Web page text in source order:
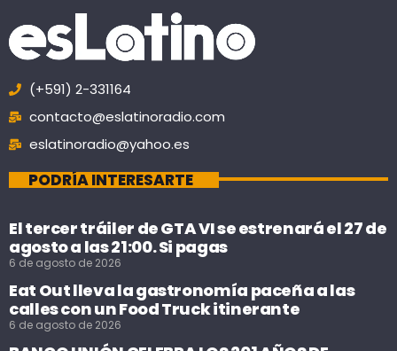
(+591) 2-331164
contacto@eslatinoradio.com
eslatinoradio@yahoo.es
PODRÍA INTERESARTE
El tercer tráiler de GTA VI se estrenará el 27 de
agosto a las 21:00. Si pagas
6 de agosto de 2026
Eat Out lleva la gastronomía paceña a las
calles con un Food Truck itinerante
6 de agosto de 2026